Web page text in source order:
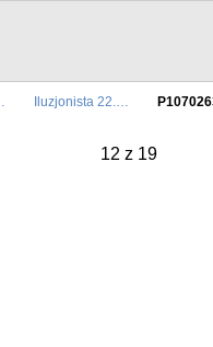
Iluzjonista 22.…
12 z 19